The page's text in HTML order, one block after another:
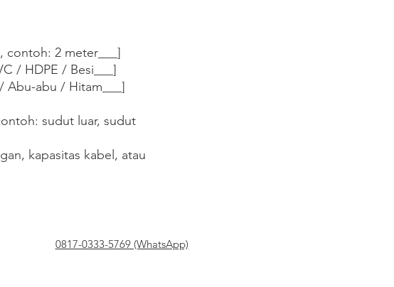
contoh: 2 meter___]
/ HDPE / Besi___]
Abu-abu / Hitam___]
sudut luar, sudut
kapasitas kabel, atau
0817-0333-5769 (WhatsApp)